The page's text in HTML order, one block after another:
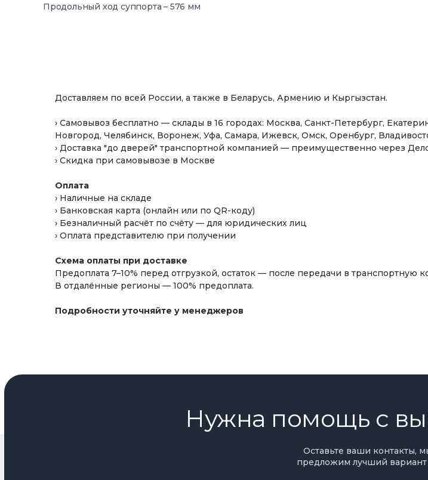
Продольный ход суппорта – 576 мм
1 гаечный ключ
ключ для патрона
масленка
набор резцов со сменными пластинами
запасной набор сменных пластин
Доставляем по всей России, а также в Беларусь, Армению и Кыргызстан.
› Самовывоз бесплатно — склады в 16 городах: Москва, Санкт-Петербург,
Новгород, Челябинск, Воронеж, Уфа, Самара, Ижевск, Омск, Оренбург,
› Доставка "до дверей" транспортной компанией — преимущественно через
› Скидка при самовывозе в Москве
Оплата
› Наличные на складе
› Банковская карта (онлайн или по QR-коду)
› Безналичный расчёт по счёту — для юридических лиц
› Оплата представителю при получении
Схема оплаты при доставке
Предоплата 7–10% перед отгрузкой, остаток — после передачи в транспортную
В отдалённые регионы — 100% предоплата.
Подробности уточняйте у менеджеров
Нужна помощь с
Оставьте ваши контакты,
предложим лучший